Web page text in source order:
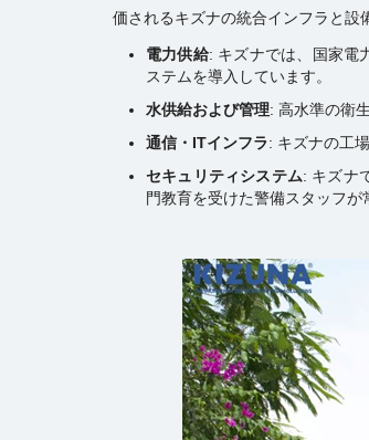
価されるキズナの統合インフラと設
電力供給: キズナでは、国家電
ステムを導入しています。
水供給および管理: 高水準の衛
通信・ ITインフラ: キズナの工
セキュリティシステム: キズナ
門教育を受けた警備スタッフが